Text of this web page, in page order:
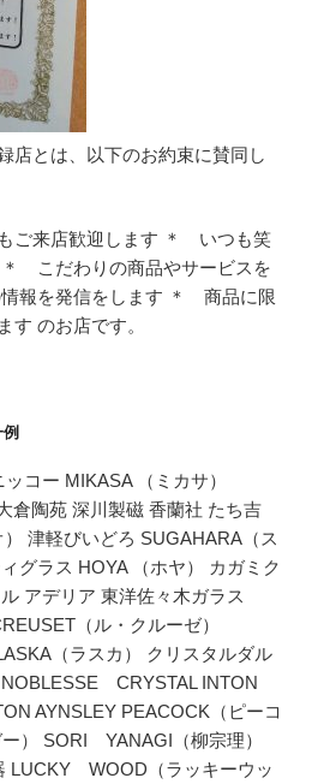
店とは、以下のお約束に賛同し
ご来店歓迎します ＊ いつも笑
こだわりの商品やサービスを
報を発信をします ＊ 商品に限
す のお店です。
例
コー MIKASA （ミカサ）
倉陶苑 深川製磁 香蘭社 たち吉
津軽びいどろ SUGAHARA（ス
グラス HOYA （ホヤ） カガミク
アデリア 東洋佐々木ガラス
（ル・クルーゼ）
（ラスカ） クリスタルダル
NOBLESSE CRYSTAL INTON
AYNSLEY PEACOCK（ピーコ
） SORI YANAGI（柳宗理）
LUCKY WOOD（ラッキーウッ